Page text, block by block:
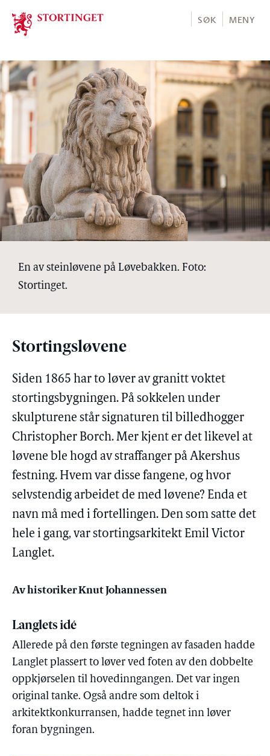
Stortinget.no
SØK MENY
En av steinløvene på Løvebakken. Foto:
Stortinget.
Stortingsløvene
Siden 1865 har to løver av granitt voktet
stortingsbygningen. På sokkelen under
skulpturene står signaturen til billedhogger
Christopher Borch. Mer kjent er det likevel at
løvene ble hogd av straffanger på Akershus
festning. Hvem var disse fangene, og hvor
selvstendig arbeidet de med løvene? Enda et
navn må med i fortellingen. Den som satte det
hele i gang, var stortingsarkitekt Emil Victor
Langlet.
Av historiker Knut Johannessen
Langlets idé
Allerede på den første tegningen av fasaden hadde
Langlet plassert to løver ved foten av den dobbelte
oppkjørselen til hovedinngangen. Det var ingen
original tanke. Også andre som deltok i
arkitektkonkurransen, hadde tegnet inn løver
foran bygningen.